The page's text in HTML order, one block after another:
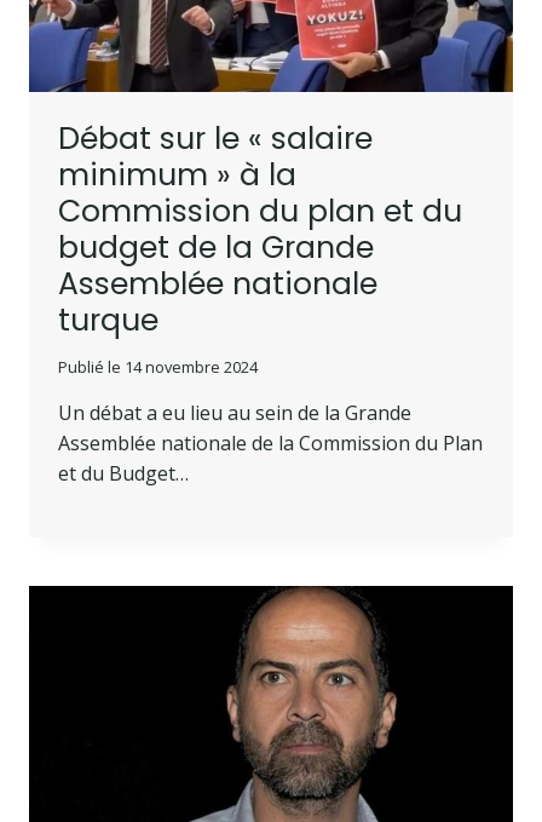
Débat sur le « salaire
minimum » à la
Commission du plan et du
budget de la Grande
Assemblée nationale
turque
Publié le 14 novembre 2024
Un débat a eu lieu au sein de la Grande
Assemblée nationale de la Commission du Plan
et du Budget…